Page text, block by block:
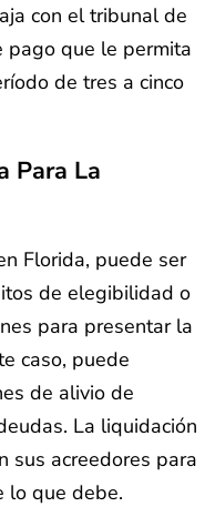
con el tribunal de
pago que le permita
de tres a cinco
Para La
Florida, puede ser
de elegibilidad o
para presentar la
caso, puede
de alivio de
La liquidación
sus acreedores para
lo que debe.